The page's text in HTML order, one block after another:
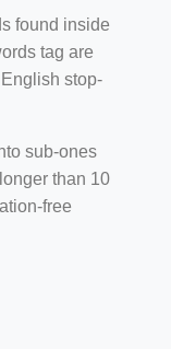
found inside
tag are
stop-
sub-ones
than 10
free